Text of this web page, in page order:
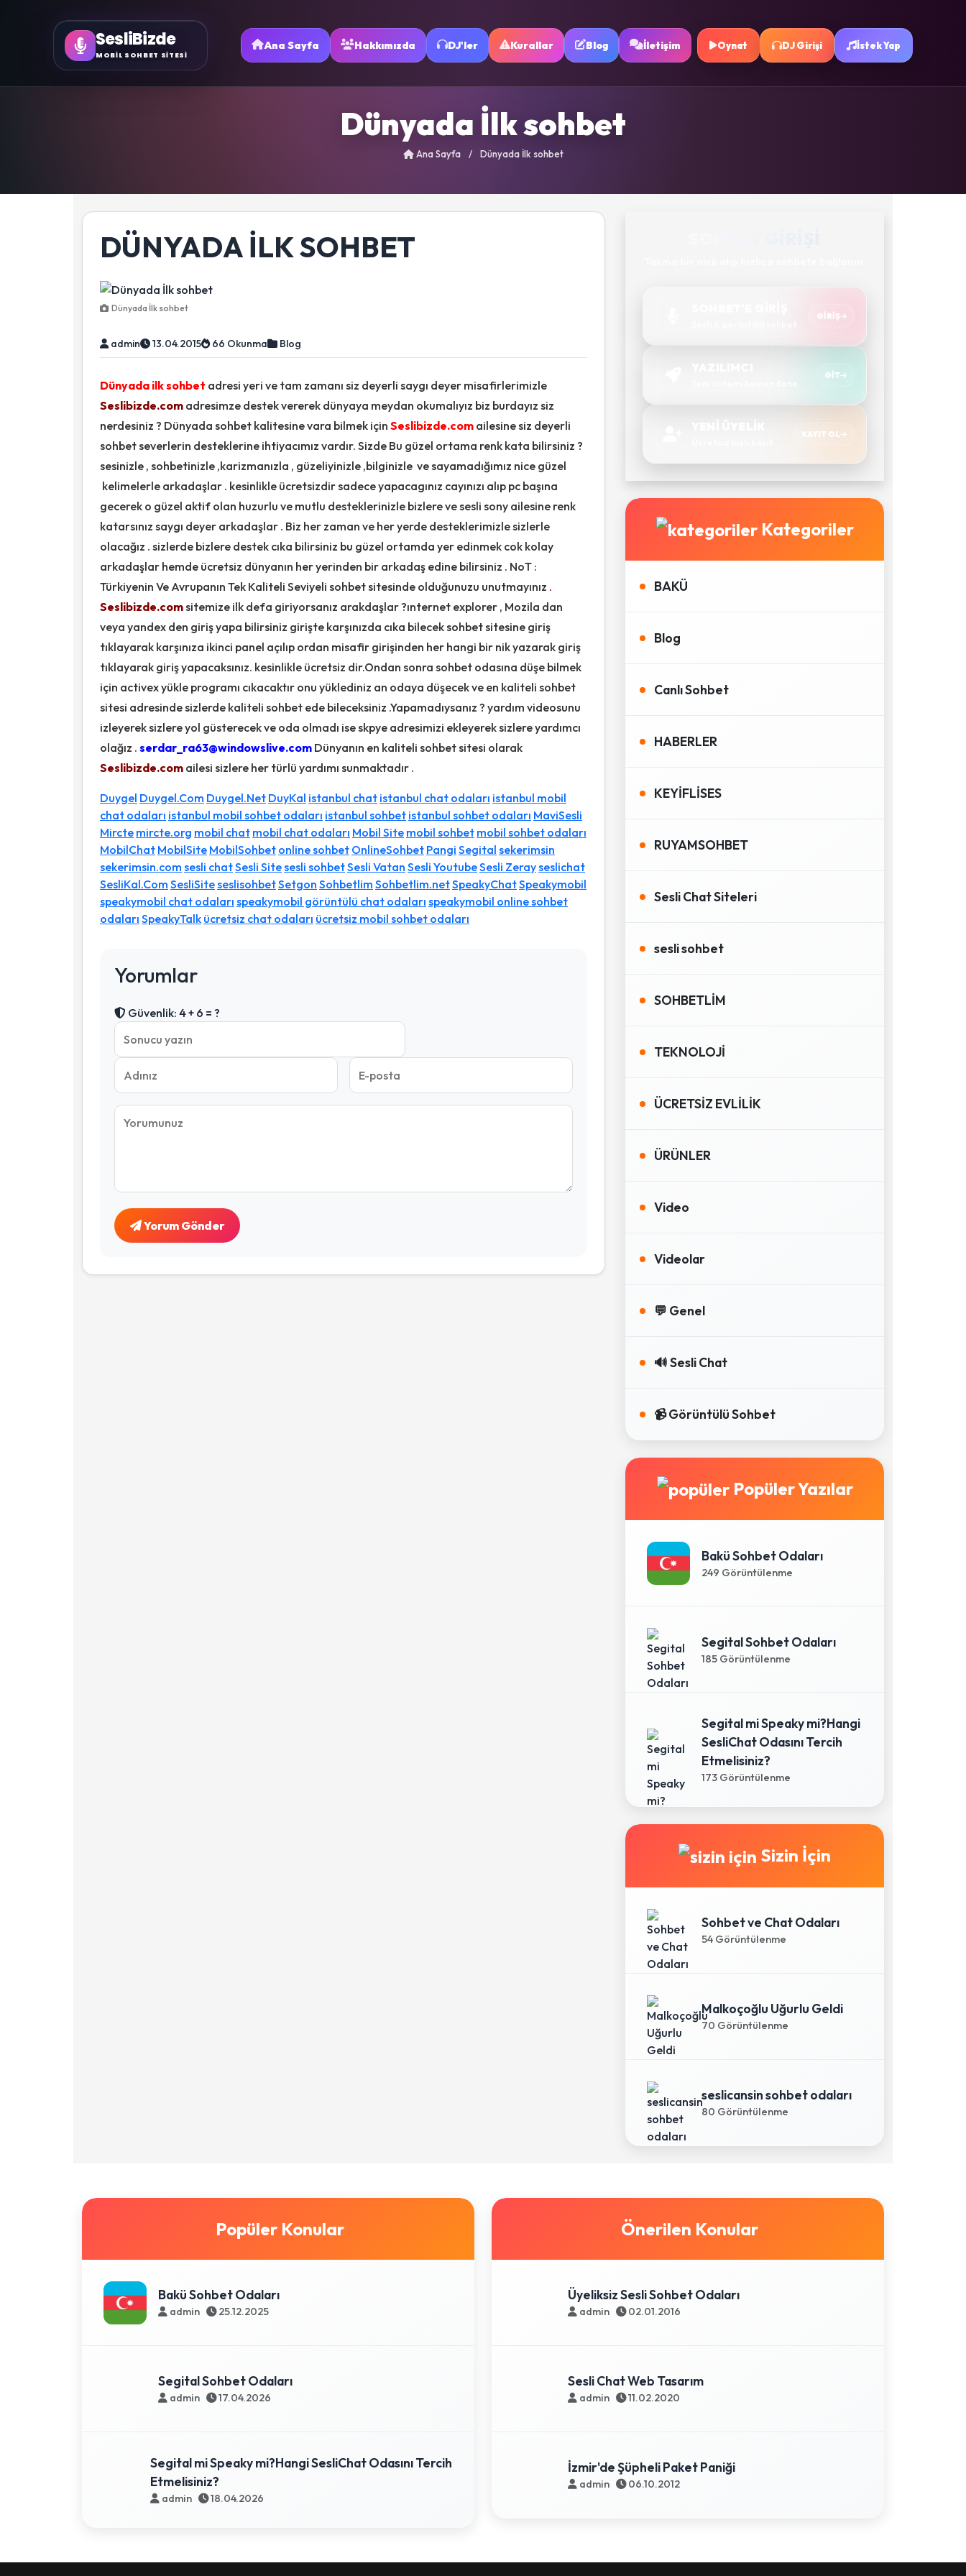
SesliBizde
MOBİL SOHBET SİTESİ
Ana Sayfa Hakkımızda DJ'ler Kurallar Blog İletişim Oynat DJ Girişi İstek Yap
Dünyada İlk sohbet
Ana Sayfa / Dünyada İlk sohbet
DÜNYADA İLK SOHBET
Dünyada İlk sohbet
admin 13.04.2015 66 Okunma Blog
Dünyada ilk sohbet adresi yeri ve tam zamanı siz deyerli saygı deyer misafirlerimizle
Seslibizde.com adresimze destek vererek dünyaya meydan okumalıyız biz burdayız siz
nerdesiniz ? Dünyada sohbet kalitesine vara bilmek için Seslibizde.com ailesine siz deyerli
sohbet severlerin desteklerine ihtiyacımız vardır. Sizde Bu güzel ortama renk kata bilirsiniz ?
sesinizle , sohbetinizle ,karizmanızla , güzeliyinizle ,bilginizle ve sayamadığımız nice güzel
kelimelerle arkadaşlar . kesinlikle ücretsizdir sadece yapacagınız cayınızı alıp pc başına
gecerek o güzel aktif olan huzurlu ve mutlu desteklerinizle bizlere ve sesli sony ailesine renk
katarsınız saygı deyer arkadaşlar . Biz her zaman ve her yerde desteklerimizle sizlerle
olacağız . sizlerde bizlere destek cıka bilirsiniz bu güzel ortamda yer edinmek cok kolay
arkadaşlar hemde ücretsiz dünyanın her yerinden bir arkadaş edine bilirsiniz . NoT :
Türkiyenin Ve Avrupanın Tek Kaliteli Seviyeli sohbet sitesinde olduğunuzu unutmayınız .
Seslibizde.comsitemize ilk defa giriyorsanız arakdaşlar ?ınternet explorer , Mozila dan
veya yandex den giriş yapa bilirsiniz girişte karşınızda cıka bilecek sohbet sitesine giriş
tıklayarak karşınıza ikinci panel açılıp ordan misafir girişinden her hangi bir nik yazarak giriş
tıklayarak giriş yapacaksınız. kesinlikle ücretsiz dir.Ondan sonra sohbet odasına düşe bilmek
için activex yükle programı cıkacaktır onu yüklediniz an odaya düşecek ve en kaliteli sohbet
sitesi adresinde sizlerde kaliteli sohbet ede bileceksiniz .Yapamadıysanız ? yardım videosunu
izleyerek sizlere yol güsterecek ve oda olmadı ise skpye adresimizi ekleyerek sizlere yardımcı
olağız . serdar_ra63@windowslive.com Dünyanın en kaliteli sohbet sitesi olarak
Seslibizde.com ailesi sizlere her türlü yardımı sunmaktadır .
Duygel Duygel.Com Duygel.Net DuyKal istanbul chat istanbul chat odaları istanbul mobil
chat odaları istanbul mobil sohbet odaları istanbul sohbet istanbul sohbet odaları MaviSesli
Mircte mircte.org mobil chat mobil chat odaları Mobil Site mobil sohbet mobil sohbet odaları
MobilChat MobilSite MobilSohbet online sohbet OnlineSohbet Pangi Segital sekerimsin
sekerimsin.com sesli chatSesli Sitesesli sohbetSesli Vatan Sesli YoutubeSesli Zerayseslichat
SesliKal.Com SesliSiteseslisohbetSetgon Sohbetlim Sohbetlim.netSpeakyChatSpeakymobil
speakymobil chat odaları speakymobil görüntülü chat odaları speakymobil online sohbet
odaları SpeakyTalk ücretsiz chat odaları ücretsiz mobil sohbet odaları
Yorumlar
Güvenlik: 4 + 6 = ?
Yorum Gönder
GIRIŞ
GIT
KAYIT OL
Kategoriler
BAKÜ
Blog
Canlı Sohbet
HABERLER
KEYİFLİSES
RUYAMSOHBET
Sesli Chat Siteleri
sesli sohbet
SOHBETLİM
TEKNOLOJİ
ÜCRETSİZ EVLİLİK
ÜRÜNLER
Video
Videolar
💬 Genel
🔊 Sesli Chat
📹 Görüntülü Sohbet
Popüler Yazılar
Bakü Sohbet Odaları
249 Görüntülenme
Segital Sohbet Odaları
185 Görüntülenme
Segital mi Speaky mi?Hangi
SesliChat Odasını Tercih
Etmelisiniz?
173 Görüntülenme
Sizin İçin
Sohbet ve Chat Odaları
54 Görüntülenme
Malkoçoğlu Uğurlu Geldi
70 Görüntülenme
seslicansin sohbet odaları
80 Görüntülenme
Popüler Konular
Bakü Sohbet Odaları
admin 25.12.2025
Segital Sohbet Odaları
admin 17.04.2026
Segital mi Speaky mi?Hangi SesliChat Odasını Tercih
Etmelisiniz?
admin 18.04.2026
Önerilen Konular
Üyeliksiz Sesli Sohbet Odaları
admin 02.01.2016
Sesli Chat Web Tasarım
admin 11.02.2020
İzmir'de Şüpheli Paket Paniği
admin 06.10.2012